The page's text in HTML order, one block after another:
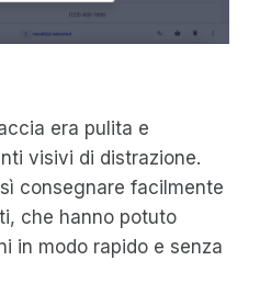
era pulita e
visivi di distrazione.
consegnare facilmente
che hanno potuto
in modo rapido e senza